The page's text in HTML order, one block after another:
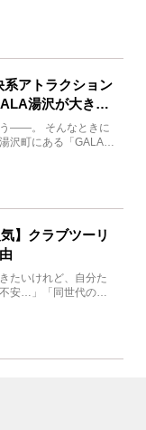
系アトラクション
湯沢が大きく
――。 そんなときに
沢町にある「GALA湯
】クラブツーリ
たいけれど、自分た
安…」「同世代の方